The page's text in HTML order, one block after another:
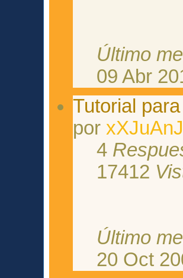
Último
09 Abr
Tutorial
por
4
17412
Último
20 Oct